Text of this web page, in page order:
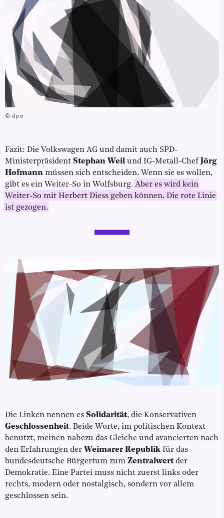
© dpa
Fazit: Die Volkswagen AG und damit auch SPD-
Ministerpräsident Stephan Weil und IG-Metall-Chef Jörg
Hofmann müssen sich entscheiden. Wenn sie es wollen,
gibt es ein Weiter-So in Wolfsburg. Aber es wird kein
Weiter-So mit Herbert Diess geben können. Die rote Linie
ist gezogen.
Die Linken nennen es Solidarität, die Konservativen
Geschlossenheit. Beide Worte, im politischen Kontext
benutzt, meinen nahezu das Gleiche und avancierten nach
den Erfahrungen der Weimarer Republik für das
bundesdeutsche Bürgertum zum Zentralwert der
Demokratie. Eine Partei muss nicht zuerst links oder
rechts, modern oder nostalgisch, sondern vor allem
geschlossen sein.